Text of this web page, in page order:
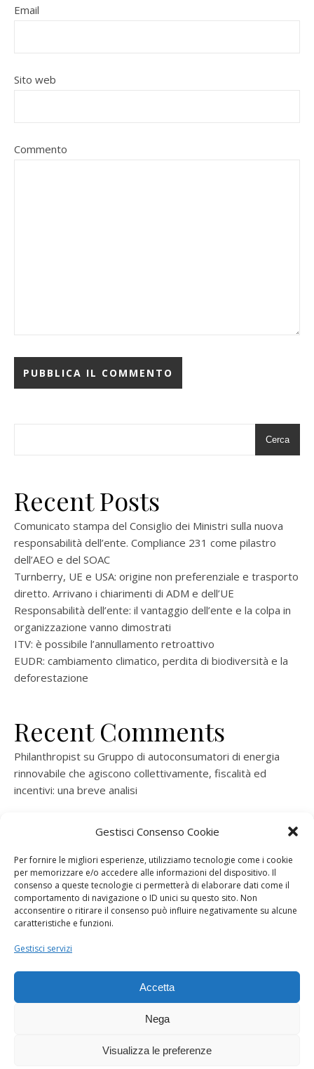
Gestisci Consenso Cookie
Per fornire le migliori esperienze, utilizziamo tecnologie come i cookie
per memorizzare e/o accedere alle informazioni del dispositivo. Il
consenso a queste tecnologie ci permetterà di elaborare dati come il
comportamento di navigazione o ID unici su questo sito. Non
acconsentire o ritirare il consenso può influire negativamente su alcune
caratteristiche e funzioni.
Gestisci servizi
Accetta
Nega
Visualizza le preferenze
Email
Sito web
Commento
Cerca
Recent Posts
Comunicato stampa del Consiglio dei Ministri sulla nuova
responsabilità dell’ente. Compliance 231 come pilastro
dell’AEO e del SOAC
Turnberry, UE e USA: origine non preferenziale e trasporto
diretto. Arrivano i chiarimenti di ADM e dell’UE
Responsabilità dell’ente: il vantaggio dell’ente e la colpa in
organizzazione vanno dimostrati
ITV: è possibile l’annullamento retroattivo
EUDR: cambiamento climatico, perdita di biodiversità e la
deforestazione
Recent Comments
Philanthropist su Gruppo di autoconsumatori di energia
rinnovabile che agiscono collettivamente, fiscalità ed
incentivi: una breve analisi
rinnovabile che agiscono collettivamente, fiscalità ed
ramatogelsuGruppo di autoconsumatori di energia
rinnovabile che agiscono collettivamente, fiscalità ed
incentivi: una breve analisi
consorzio per la produzione di energia elettrica
Dogana Sostenibile 2026 ©